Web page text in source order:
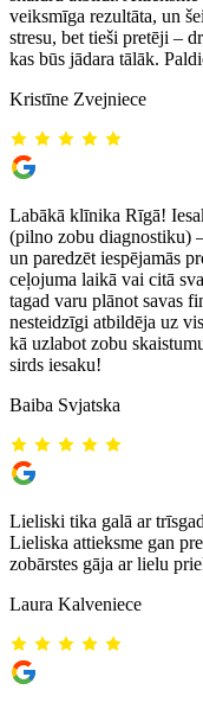
veiksmīga rezultāta, un
stresu, bet tieši pretēji –
kas būs jādara tālāk.
Kristīne Zvejniece
Labākā klīnika Rīgā!
(pilno zobu diagnostiku)
un paredzēt iespējamās
ceļojuma laikā vai citā
tagad varu plānot savas
nesteidzīgi atbildēja uz
kā uzlabot zobu
sirds iesaku!
Baiba Svjatska
Lieliski tika galā ar
Lieliska attieksme gan
zobārstes gāja ar lielu
Laura Kalveniece